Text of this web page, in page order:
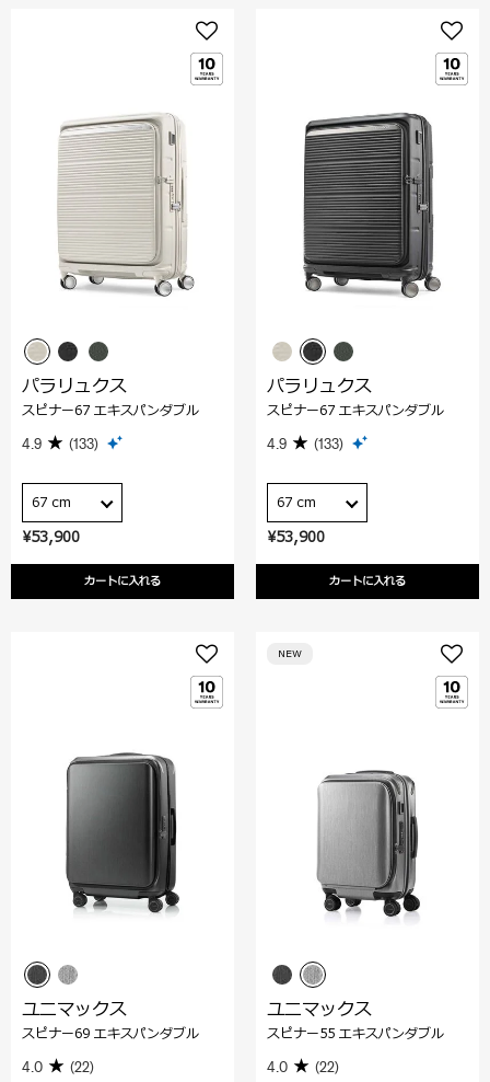
¥53,900
カートに入れる
パラリュクス
スピナー67 エキスパンダブル
4.9 (133)
67 cm
¥53,900
カートに入れる
パラリュクス
スピナー67 エキスパンダブル
4.9 (133)
67 cm
ユニマックス
スピナー69 エキスパンダブル
4.0 (22)
NEW
ユニマックス
スピナー55 エキスパンダブル
4.0 (22)